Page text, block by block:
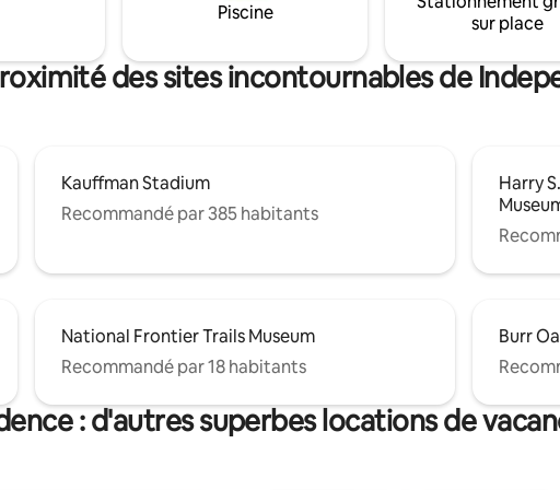
coin du stationnement.
consulter le règlement
également été ajoutée pour charger le
devez avoir votre propre câble pour
brancher.
Piscine
sur place
des sites incontournables de
Kauffman Stadium
Recommandé par 385 habitants
Harry
National Frontier Trails Museum
Recommandé par 18 habitants
Burr
: d'autres superbes locations de